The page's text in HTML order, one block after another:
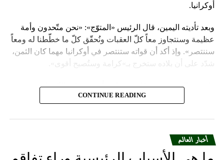
أوكرانيا.
وبعد تأديته اليمين، قال الرئيس «المتوّج»: «نحن متّحدون وأمة
عظيمة وسنتجاوز معاً كلّ العقبات ونُحقّق كلّ ما خطّطنا له ومعاً
سننتصر». وإذ أكد أن قواته ستنتصر في أوكرانيا مهما كان الثمن،
شدّد على أن بلاده ستخرج بـ»كرامة وستُصبح أقوى».
واعتبر «القيصر» من قاعة «سانت أندروز» في الكرملين، حيث
استُقبل بتصفيق حار من المسؤولين الروس وأبرز الشخصيات
هائل ومسؤولية ومهمّة مقدّسة».
وبعدما وقف بمفرده تحت المطر بينما شاهد عرضاً عسكريّاً،
باركه رئيس الكنيسة الأرثوذكسية الروسية البطريرك كيريل الذي
CONTINUE READING
أخبار العالم